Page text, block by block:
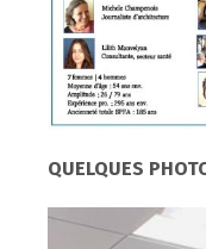
QUELQUES